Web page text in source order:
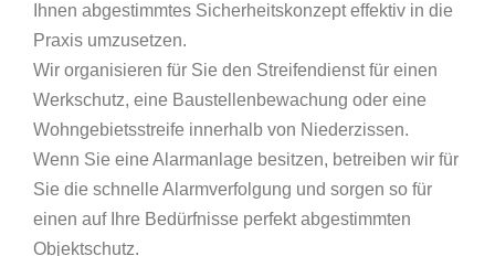
Ihnen abgestimmtes Sicherheitskonzept effektiv in die
Praxis umzusetzen.
Wir organisieren für Sie den Streifendienst für einen
Werkschutz, eine Baustellenbewachung oder eine
Wohngebietsstreife innerhalb von Niederzissen.
Wenn Sie eine Alarmanlage besitzen, betreiben wir für
Sie die schnelle Alarmverfolgung und sorgen so für
einen auf Ihre Bedürfnisse perfekt abgestimmten
Objektschutz.